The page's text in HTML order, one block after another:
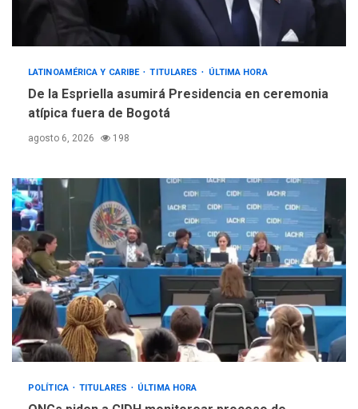
LATINOAMÉRICA Y CARIBE TITULARES ÚLTIMA HORA
De la Espriella asumirá Presidencia en ceremonia
atípica fuera de Bogotá
agosto 6, 2026 198
POLÍTICA TITULARES ÚLTIMA HORA